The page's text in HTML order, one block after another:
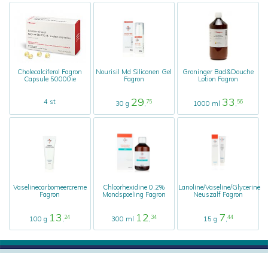
Cholecalciferol Fagron
Capsule 50000ie
4 st
Nourisil Md Siliconen Gel
Fagron
30 g 29,75
Groninger Bad&Douche
Lotion Fagron
1000 ml 33 ,56
Vaselinecarbomeercreme
Fagron
100 g 13 ,24
Chloorhexidine 0.2%
Mondspoeling Fagron
300 ml 12,34
Lanoline/Vaseline/Glycerine
Neuszalf Fagron
15 g 7,44